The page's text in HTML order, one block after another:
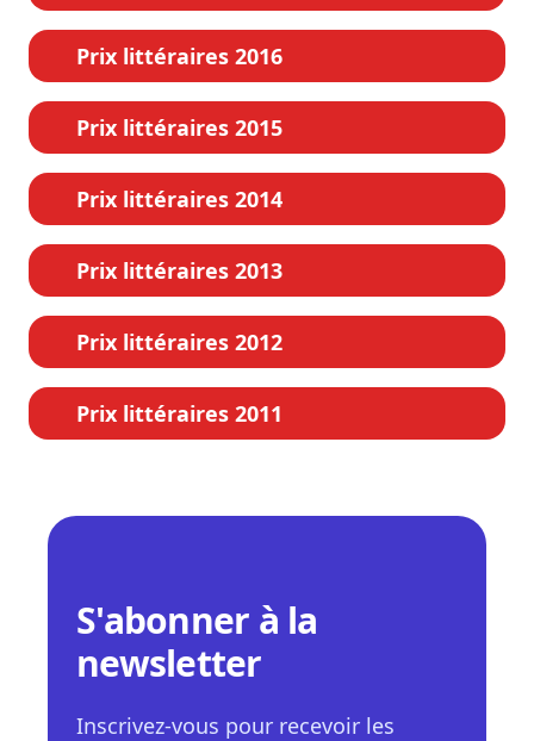
Prix littéraires 2016
Prix littéraires 2015
Prix littéraires 2014
Prix littéraires 2013
Prix littéraires 2012
Prix littéraires 2011
S'abonner à la
newsletter
Inscrivez-vous pour recevoir les